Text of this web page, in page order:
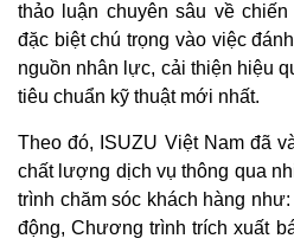
thảo luận chuyên sâu về
đặc biệt chú trọng vào việc
nguồn nhân lực, cải thiện hiệu
tiêu chuẩn kỹ thuật mới nhất.
Theo đó, ISUZU Việt Nam đã
chất lượng dịch vụ thông qua
trình chăm sóc khách hàng
động, Chương trình trích xuất